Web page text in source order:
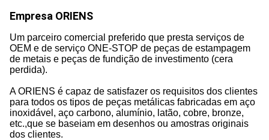
Empresa ORIENS
Um parceiro comercial preferido que presta serviços de
OEM e de serviço ONE-STOP de peças de estampagem
de metais e peças de fundição de investimento (cera
perdida).
A ORIENS é capaz de satisfazer os requisitos dos clientes
para todos os tipos de peças metálicas fabricadas em aço
inoxidável, aço carbono, alumínio, latão, cobre, bronze,
etc.,que se baseiam em desenhos ou amostras originais
dos clientes.